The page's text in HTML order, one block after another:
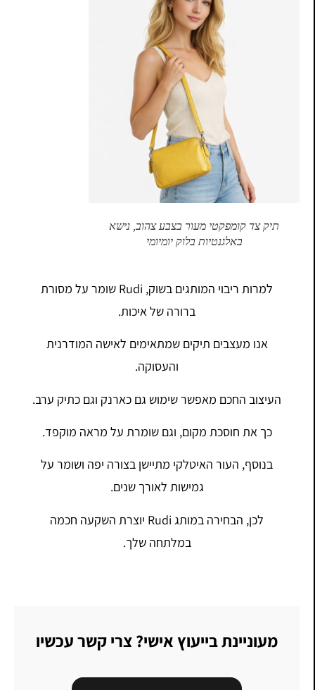
תיק צד קומפקטי מעור בצבע צהוב, נישא
באלגנטיות בלוק יומיומי
למרות ריבוי המותגים בשוק, Rudi שומר על מסורת
ברורה של איכות.
אנו מעצבים תיקים שמתאימים לאישה המודרנית
והעסוקה.
העיצוב החכם מאפשר שימוש גם כארנק וגם כתיק ערב.
כך את חוסכת מקום, וגם שומרת על מראה מוקפד.
בנוסף, העור האיטלקי מתיישן בצורה יפה ושומר על
גמישות לאורך שנים.
לכן, הבחירה במותג Rudi יוצרת השקעה חכמה
במלתחה שלך.
מעוניינת בייעוץ אישי? צרי קשר עכשיו